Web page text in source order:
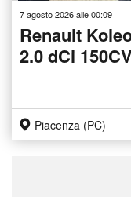
7 agosto 2026 alle 00:09
Renault
2.0 dCi
Piacenza (PC)